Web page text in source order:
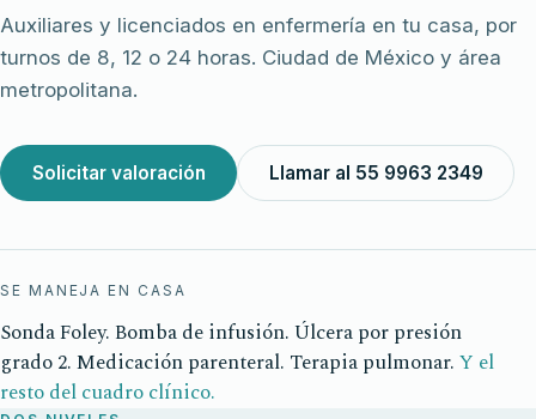
Auxiliares y licenciados en enfermería en tu casa, por
turnos de 8, 12 o 24 horas. Ciudad de México y área
metropolitana.
Solicitar valoración Llamar al 55 9963 2349
SE MANEJA EN CASA
Sonda Foley. Bomba de infusión. Úlcera por presión
grado 2. Medicación parenteral. Terapia pulmonar.Y el
resto del cuadro clínico.